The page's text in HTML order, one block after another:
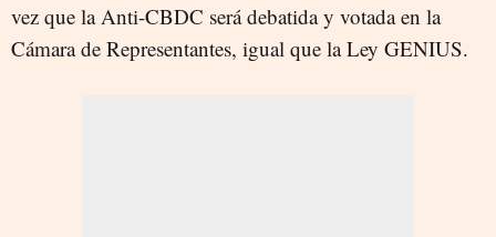
vez que la Anti-CBDC será debatida y votada en la
Cámara de Representantes, igual que la Ley GENIUS.